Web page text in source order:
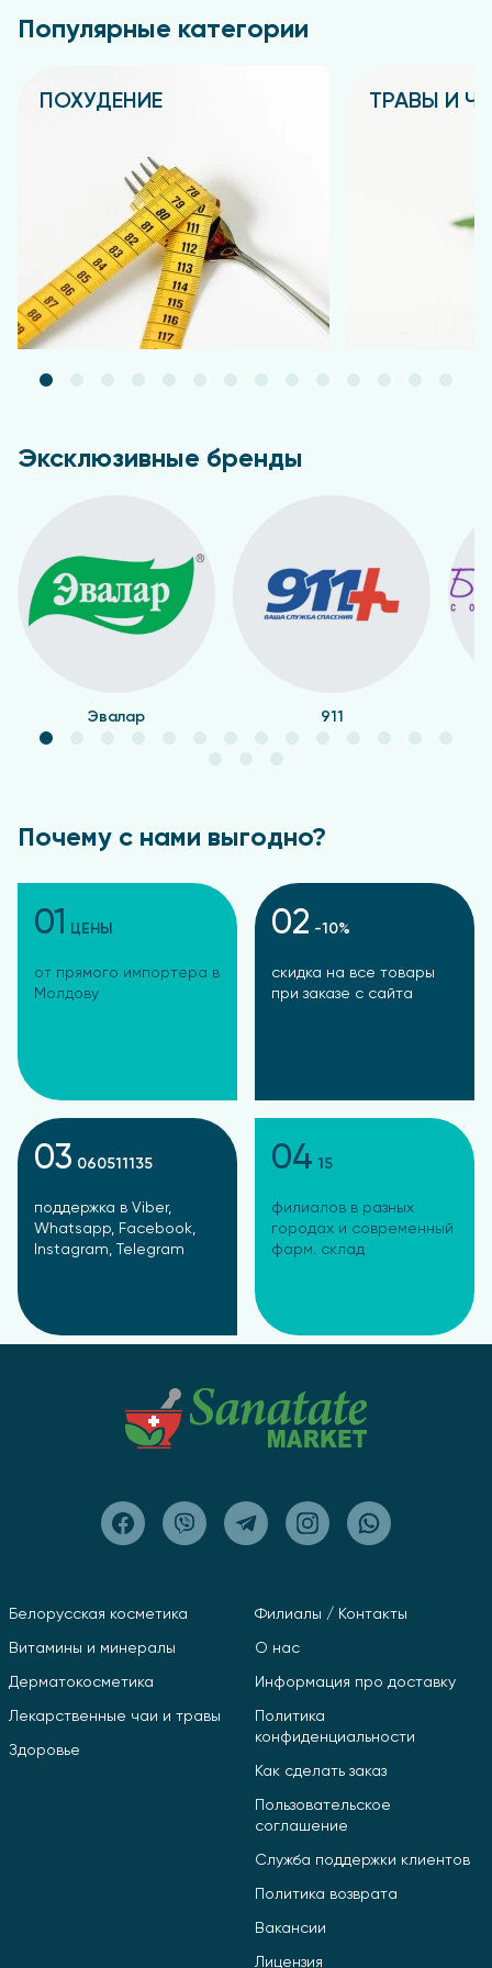
промыть водой.
Популярные категории
ПОХУДЕНИЕ ТРАВЫ И
Эксклюзивные бренды
Эвалар 911
Почему с нами выгодно?
01 ЦЕНЫ
от прямого импортера в
Молдову
02 -10%
скидка на все товары
при заказе с сайта
03 060511135
поддержка в Viber,
Whatsapp, Facebook,
Instagram, Telegram
04 15
филиалов в разных
городах и современный
фарм. склад
Белорусская косметика
Витамины и минералы
Дерматокосметика
Лекарственные чаи и травы
Здоровье
Филиалы / Контакты
О нас
Информация про доставку
Политика
конфиденциальности
Как сделать заказ
Пользовательское
соглашение
Служба поддержки клиентов
Политика возврата
Вакансии
Лицензия